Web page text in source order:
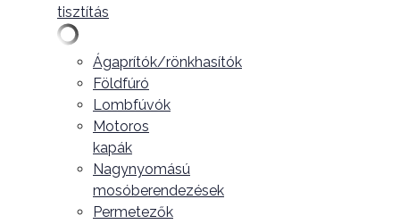
tisztítás
Ágaprítók/rönkhasítók
Földfúró
Lombfúvók
Motoros
kapák
Nagynyomású
mosóberendezések
Permetezők